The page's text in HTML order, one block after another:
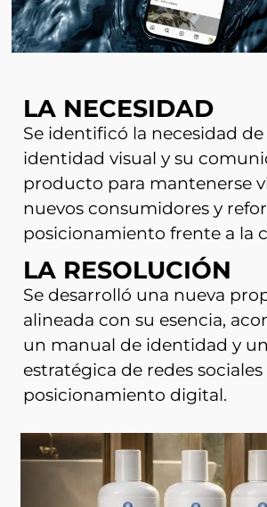
LA NECESIDAD
Se identificó la necesidad
identidad visual y su
producto para mantenerse
nuevos consumidores y
posicionamiento frente a la
LA RESOLUCIÓN
Se desarrolló una nueva
alineada con su esencia,
un manual de identidad y
estratégica de redes
posicionamiento digital.